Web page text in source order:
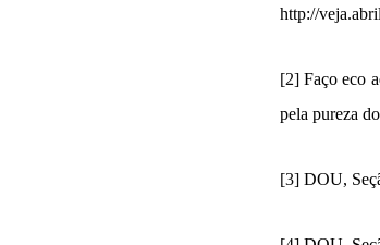
http://
[2] Faço eco
pela pureza
[3] DOU,